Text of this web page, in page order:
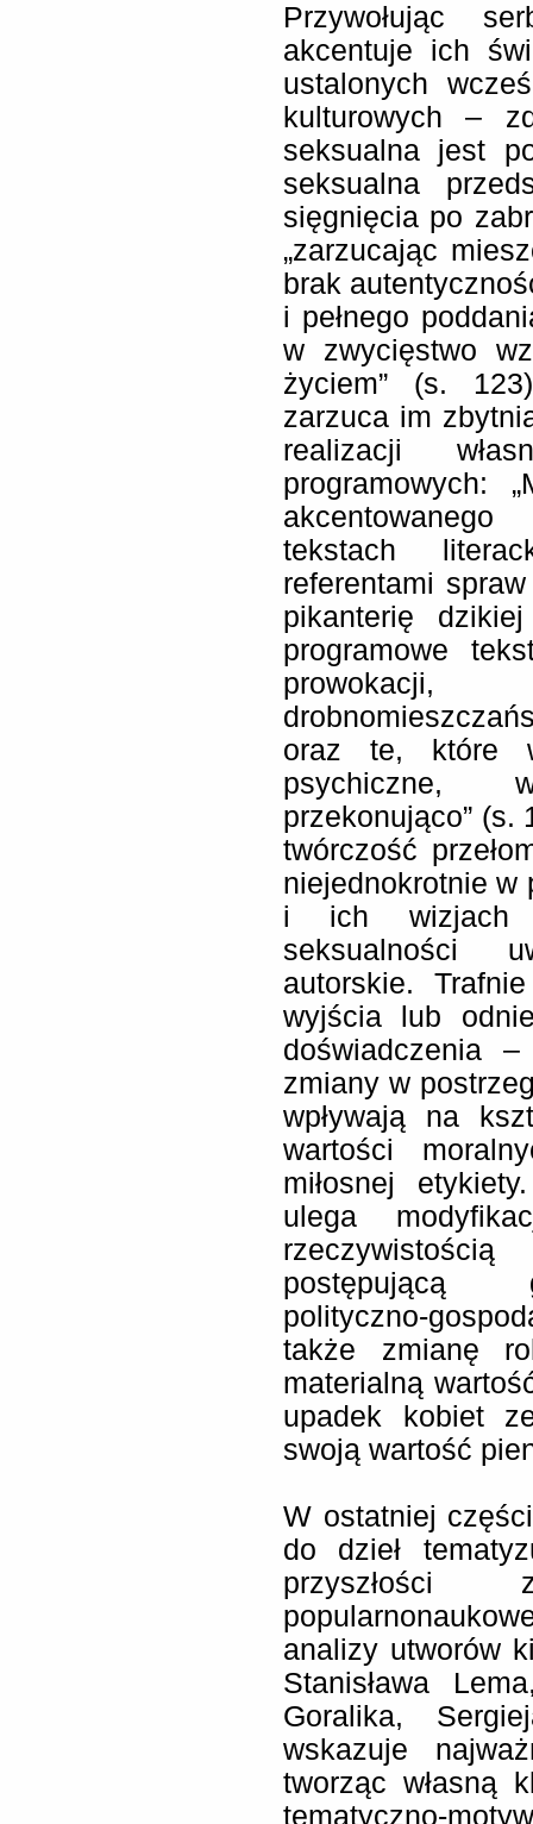
Przywołując
akcentuje ich
ustalonych
kulturowych –
seksualna jest
seksualna
sięgnięcia po
„zarzucając
brak
i pełnego
w zwycięstwo
życiem” (s.
zarzuca im
realizacji
programowych:
tekstach
referentami
pikanterię
programowe
prowokacji,
oraz te, które
psychiczne,
przekonująco” (s.
twórczość
niejednokrotnie w
i ich wizjach
seksualności
autorskie.
wyjścia lub
doświadczenia
zmiany w
wpływają na
wartości
miłosnej
ulega
postępującą
polityczno-
także zmianę
materialną
upadek kobiet
swoją wartość
W ostatniej
do dzieł
analizy utworów
Stanisława
Goralika,
wskazuje
tworząc własną
tematyczno-